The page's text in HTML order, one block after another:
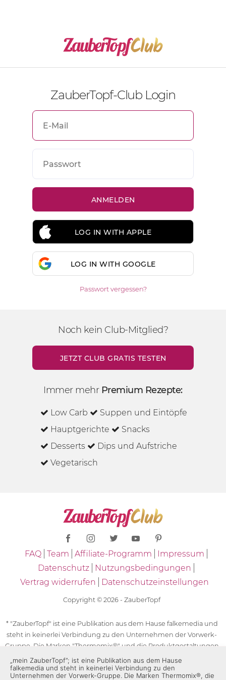
ZauberTopf-Club Login
LOG IN WITH APPLE
LOG IN WITH GOOGLE
Passwort vergessen?
Noch kein Club-Mitglied?
JETZT CLUB GRATIS TESTEN
Immer mehr Premium Rezepte:
Low Carb
Suppen und Eintöpfe
Hauptgerichte
Snacks
Desserts
Dips und Aufstriche
Vegetarisch
FAQ Team Affiliate-Programm
Impressum
Datenschutz
Nutzungsbedingungen
Vertrag widerrufen
Datenschutzeinstellungen
Copyright © 2026 - ZauberTopf
* "ZauberTopf" ist eine Publikation aus dem Hause falkemedia und
steht in keinerlei Verbindung zu den Unternehmen der Vorwerk-
Gruppe. Die Marken "Thermomix®" und die Produktgestaltungen
des "Thermomix®" sind eingetragene Marken der Unternehmen
der Vorwerk-Gruppe. Die Marken Thermomix®, die Zeichen TM5®,
„mein ZauberTopf”; ist eine Publikation aus dem Hause
falkemedia und steht in keinerlei Verbindung zu den
Unternehmen der Vorwerk-Gruppe. Die Marken Thermomix®, die